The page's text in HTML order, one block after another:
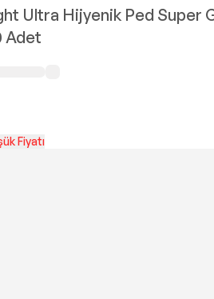
Ultra Hijyenik Ped Super
Adet
Fiyatı